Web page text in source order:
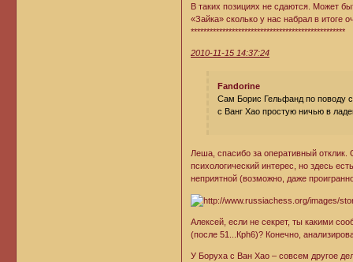
В таких позициях не сдаются. Может
«Зайка» сколько у нас набрал в итоге
*************************************************
2010-11-15 14:37:24
Fandorine
Сам Борис Гельфанд по поводу
с Ванг Хао простую ничью в
Леша, спасибо за оперативный отклик.
психологический интерес, но здесь
неприятной (возможно, даже
Алексей, если не секрет, ты какими
(после 51...Крh6)? Конечно,
У Боруха с Ван Хао – совсем другое